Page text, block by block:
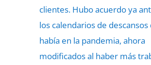
clientes. Hubo acuerdo ya
los calendarios de descansos
había en la pandemia, ahora
modificados al haber más